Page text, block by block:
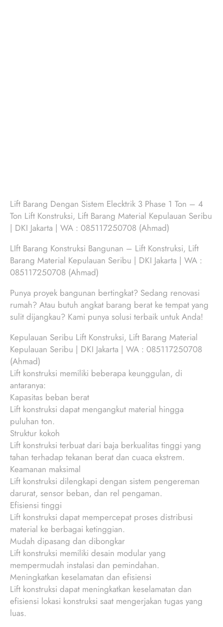
Lift Barang Dengan Sistem Elecktrik 3 Phase 1 Ton – 4
Ton Lift Konstruksi, Lift Barang Material Kepulauan Seribu
| DKI Jakarta | WA : 085117250708 (Ahmad)
LIft Barang Konstruksi Bangunan – Lift Konstruksi, Lift
Barang Material Kepulauan Seribu | DKI Jakarta | WA :
085117250708 (Ahmad)
Punya proyek bangunan bertingkat? Sedang renovasi
rumah? Atau butuh angkat barang berat ke tempat yang
sulit dijangkau? Kami punya solusi terbaik untuk Anda!
Kepulauan Seribu Lift Konstruksi, Lift Barang Material
Kepulauan Seribu | DKI Jakarta | WA : 085117250708
(Ahmad)
Lift konstruksi memiliki beberapa keunggulan, di
antaranya:
Kapasitas beban berat
Lift konstruksi dapat mengangkut material hingga
puluhan ton.
Struktur kokoh
Lift konstruksi terbuat dari baja berkualitas tinggi yang
tahan terhadap tekanan berat dan cuaca ekstrem.
Keamanan maksimal
Lift konstruksi dilengkapi dengan sistem pengereman
darurat, sensor beban, dan rel pengaman.
Efisiensi tinggi
Lift konstruksi dapat mempercepat proses distribusi
material ke berbagai ketinggian.
Mudah dipasang dan dibongkar
Lift konstruksi memiliki desain modular yang
mempermudah instalasi dan pemindahan.
Meningkatkan keselamatan dan efisiensi
Lift konstruksi dapat meningkatkan keselamatan dan
efisiensi lokasi konstruksi saat mengerjakan tugas yang
luas.